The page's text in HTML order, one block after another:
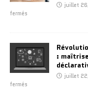
juillet
fermés
:
juillet
fermés